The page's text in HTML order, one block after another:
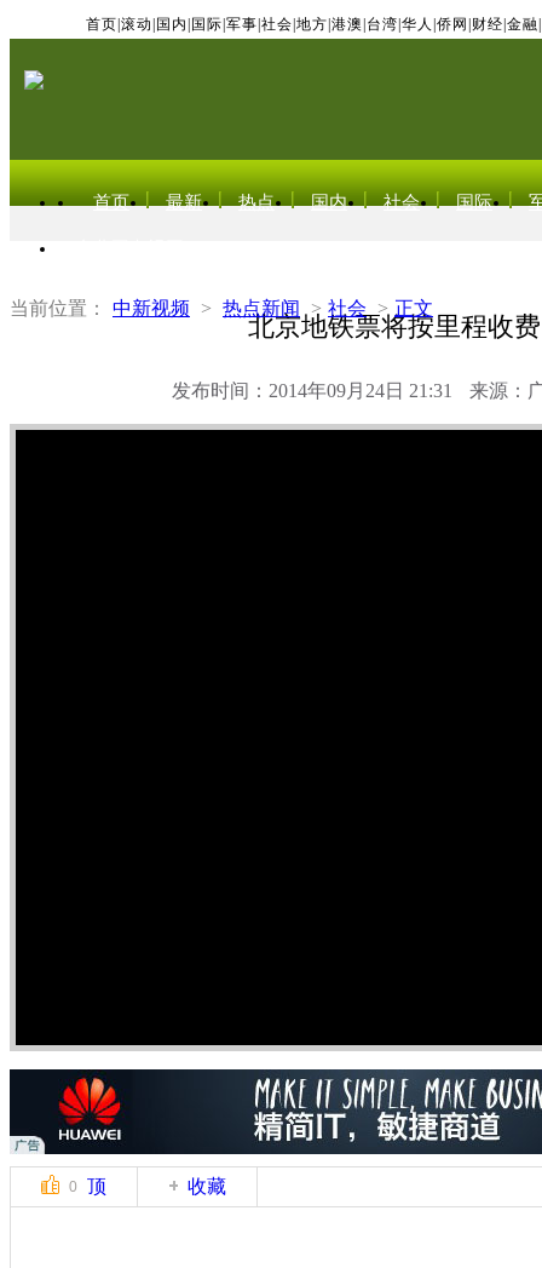
首页 滚动 国内 国际 军事 社会 地方 港澳 台湾 华人 侨网 财经 金融
首页 最新 热点 国内 社会 国际
当前位置： 中新视频 > 热点新闻 > 社会 > 正文
北京地铁票将按里程收费
发布时间：2014年09月24日 21:31 来源：
0 顶 收藏